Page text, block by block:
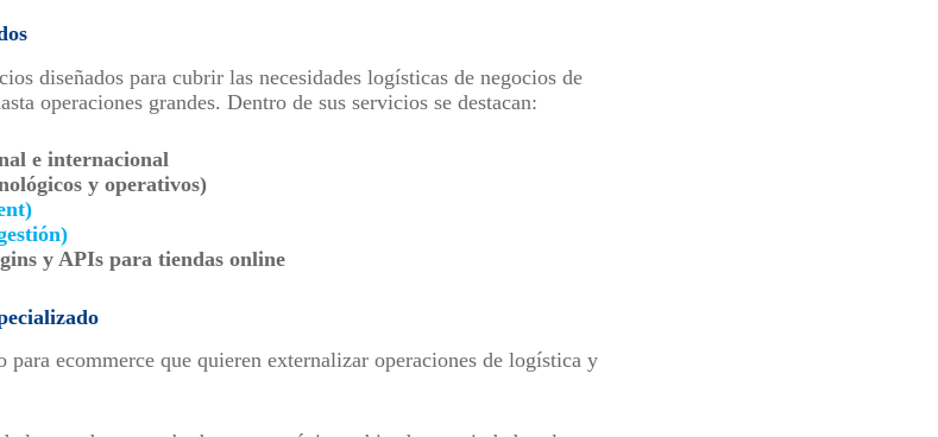
diseñados para cubrir las necesidades logísticas de negocios de
operaciones grandes. Dentro de sus servicios se destacan:
e internacional
y operativos)
y APIs para tiendas online
ecommerce que quieren externalizar operaciones de logística y